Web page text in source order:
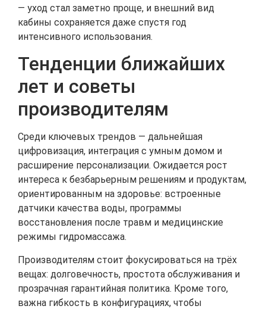
— уход стал заметно проще, и внешний вид
кабины сохраняется даже спустя год
интенсивного использования.
Тенденции ближайших
лет и советы
производителям
Среди ключевых трендов — дальнейшая
цифровизация, интеграция с умным домом и
расширение персонализации. Ожидается рост
интереса к безбарьерным решениям и продуктам,
ориентированным на здоровье: встроенные
датчики качества воды, программы
восстановления после травм и медицинские
режимы гидромассажа.
Производителям стоит фокусироваться на трёх
вещах: долговечность, простота обслуживания и
прозрачная гарантийная политика. Кроме того,
важна гибкость в конфигурациях, чтобы